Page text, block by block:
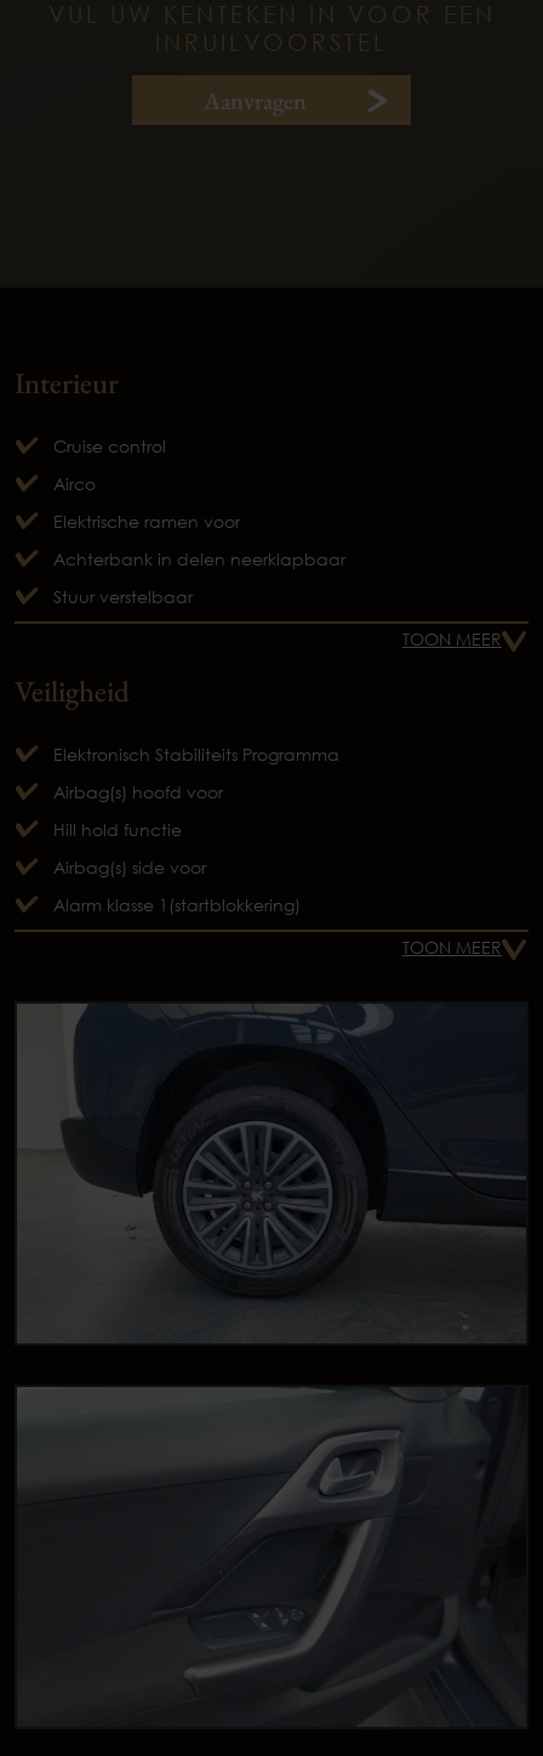
VUL UW KENTEKEN IN VOOR EEN
INRUILVOORSTEL
Aanvragen
Interieur
Cruise control
Airco
Elektrische ramen voor
Achterbank in delen neerklapbaar
Stuur verstelbaar
TOON MEER
Veiligheid
Elektronisch Stabiliteits Programma
Airbag(s) hoofd voor
Hill hold functie
Airbag(s) side voor
Alarm klasse 1(startblokkering)
TOON MEER